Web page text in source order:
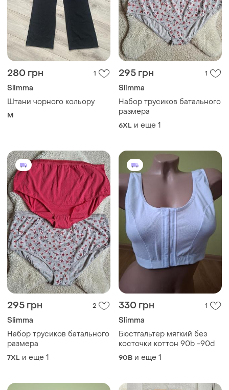
280 грн 1
Slimma
Штани чорного кольору
M
295 грн 1
Slimma
Набор трусиков батального
размера
6XL и еще 1
295 грн 2
Slimma
Набор трусиков батального
размера
7XL и еще 1
330 грн 1
Slimma
Бюстгальтер мягкий без
косточки коттон 90b -90d
90B и еще 1